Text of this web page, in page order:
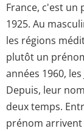
France, c'est
1925. Au
les régions
plutôt un
années 1960,
Depuis, leur
deux temps.
prénom arrivent